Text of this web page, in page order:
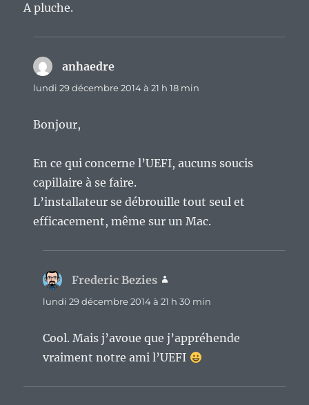
A pluche.
anhaedre
lundi 29 décembre 2014 à 21 h 18 min
Bonjour,
En ce qui concerne l’UEFI, aucuns soucis
capillaire à se faire.
L’installateur se débrouille tout seul et
efficacement, même sur un Mac.
Frederic Bezies
lundi 29 décembre 2014 à 21 h 30 min
Cool. Mais j’avoue que j’appréhende
vraiment notre ami l’UEFI